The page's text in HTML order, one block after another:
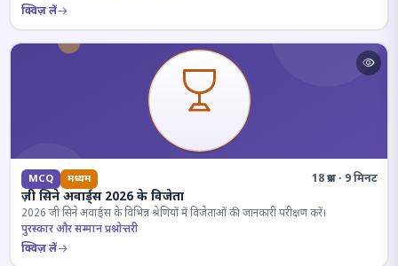
क्विज़ लें
MCQ मध्यम 18 प्रश्न · 9 मिनट
ज़ी सिने अवार्ड्स 2026 के विजेता
2026 जी सिने अवार्ड्स के विभिन्न श्रेणियों में विजेताओं की जानकारी परीक्षण करें।
पुरस्कार और सम्मान प्रश्नोत्तरी
क्विज़ लें